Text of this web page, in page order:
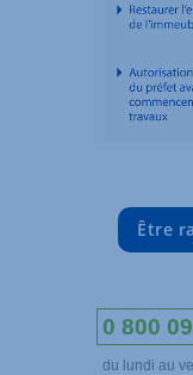
Être
0 800
du lundi au